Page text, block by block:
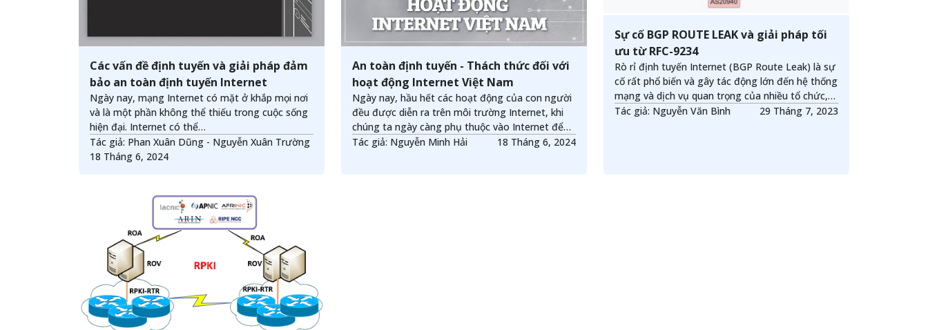
Các vấn đề định tuyến và giải pháp đảm
bảo an toàn định tuyến Internet
Ngày nay, mạng Internet có mặt ở khắp mọi nơi
và là một phần không thể thiếu trong cuộc sống
hiện đại. Internet có thể…
Tác giả: Phan Xuân Dũng - Nguyễn Xuân Trường
18 Tháng 6, 2024
An toàn định tuyến - Thách thức đối với
hoạt động Internet Việt Nam
Ngày nay, hầu hết các hoạt động của con người
đều được diễn ra trên môi trường Internet, khi
chúng ta ngày càng phụ thuộc vào Internet để
quản lý cuộc sống của mình; các thông tin, dữ
Tác giả: Nguyễn Minh Hải 18 Tháng 6, 2024
Sự cố BGP ROUTE LEAK và giải pháp tối
ưu từ RFC-9234
Rò rỉ định tuyến Internet (BGP Route Leak) là sự
cố rất phổ biến và gây tác động lớn đến hệ thống
mạng và dịch vụ quan trọng của nhiều tổ chức,
doanh nghiệp. Một số giải pháp và chính sách đã
Tác giả: Nguyễn Văn Bình 29 Tháng 7, 2023